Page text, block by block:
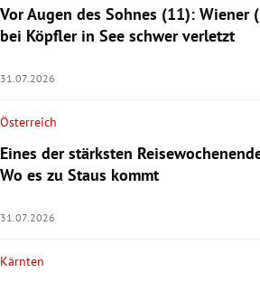
Vor Augen des Sohnes (11): Wiener
bei Köpfler in See schwer verletzt
31.07.2026
Österreich
Eines der stärksten
Wo es zu Staus kommt
31.07.2026
Kärnten